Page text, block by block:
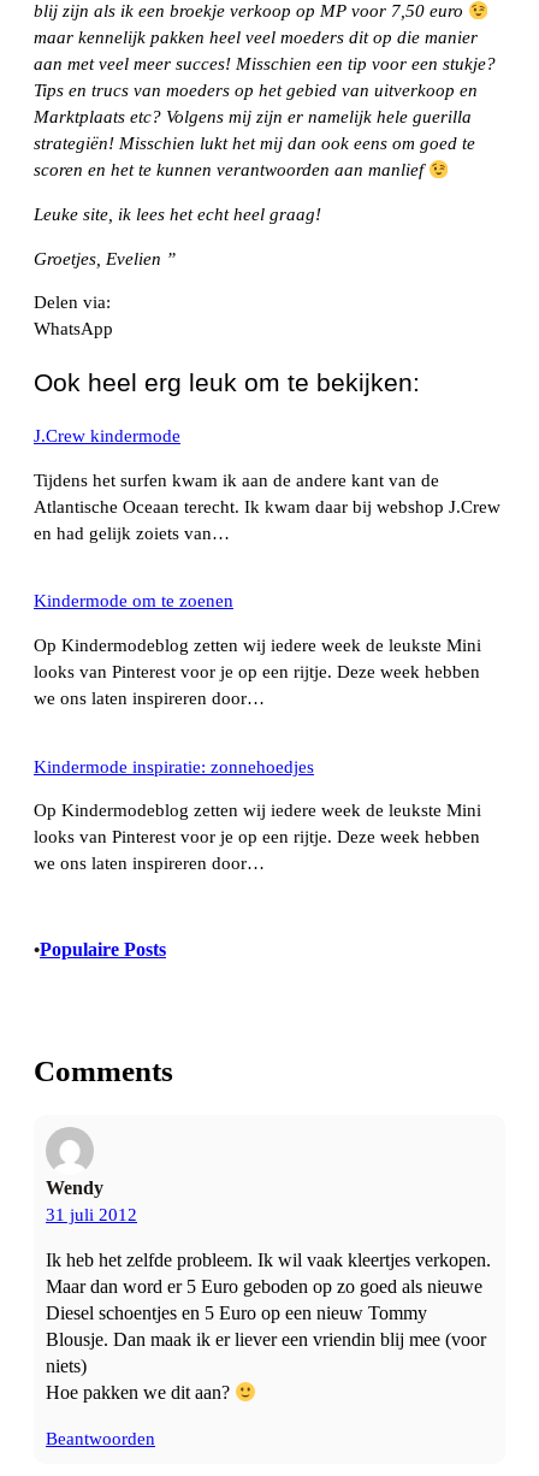
blij zijn als ik een broekje verkoop op MP voor 7,50 euro
maar kennelijk pakken heel veel moeders dit op die manier
aan met veel meer succes! Misschien een tip voor een stukje?
Tips en trucs van moeders op het gebied van uitverkoop en
Marktplaats etc? Volgens mij zijn er namelijk hele guerilla
strategiën! Misschien lukt het mij dan ook eens om goed te
scoren en het te kunnen verantwoorden aan manlief
Leuke site, ik lees het echt heel graag!
Groetjes, Evelien ”
Delen via:
WhatsApp
Ook heel erg leuk om te bekijken:
J.Crew kindermode
Tijdens het surfen kwam ik aan de andere kant van de
Atlantische Oceaan terecht. Ik kwam daar bij webshop J.Crew
en had gelijk zoiets van…
Kindermode om te zoenen
Op Kindermodeblog zetten wij iedere week de leukste Mini
looks van Pinterest voor je op een rijtje. Deze week hebben
we ons laten inspireren door…
Kindermode inspiratie: zonnehoedjes
Op Kindermodeblog zetten wij iedere week de leukste Mini
looks van Pinterest voor je op een rijtje. Deze week hebben
we ons laten inspireren door…
•Populaire Posts
Comments
Wendy
31 juli 2012
Ik heb het zelfde probleem. Ik wil vaak kleertjes verkopen.
Maar dan word er 5 Euro geboden op zo goed als nieuwe
Diesel schoentjes en 5 Euro op een nieuw Tommy
Blousje. Dan maak ik er liever een vriendin blij mee (voor
niets)
Hoe pakken we dit aan?
Beantwoorden